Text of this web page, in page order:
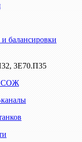
балансировки
3Е70.П35
СОЖ